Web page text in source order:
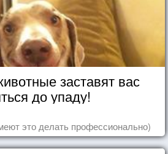
заставят вас
до упаду!
это делать профессионально)